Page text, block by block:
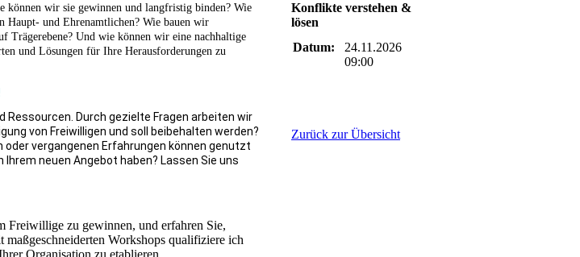
wir sie gewinnen und langfristig binden? Wie
und Ehrenamtlichen? Wie bauen wir
Trägerebene? Und wie können wir eine nachhaltige
und Lösungen für Ihre Herausforderungen zu
Durch gezielte Fragen arbeiten wir
von Freiwilligen und soll beibehalten werden?
vergangenen Erfahrungen können genutzt
neuen Angebot haben? Lassen Sie uns
Freiwillige zu gewinnen, und erfahren Sie,
Workshops qualifiziere ich
Organisation zu etablieren.
Konflikte verstehen &
lösen
Datum:
24.11.2026
09:00
Zurück zur Übersicht